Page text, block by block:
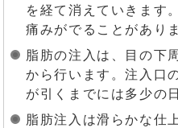
を経て消えていきます
痛みがでることがあり
脂肪の注入は、目の下
から行います。注入口
が引くまでには多少の
脂肪注入は滑らかな仕